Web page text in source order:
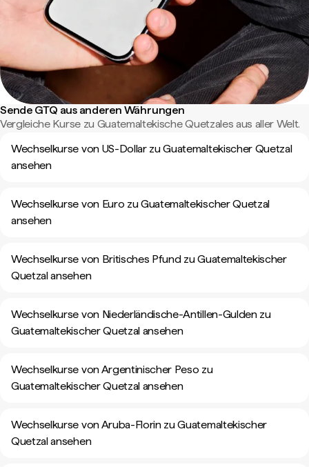
Sende GTQ aus anderen Währungen
Vergleiche Kurse zu Guatemaltekische Quetzales aus aller Welt.
Wechselkurse von US-Dollar zu Guatemaltekischer Quetzal
ansehen
Wechselkurse von Euro zu Guatemaltekischer Quetzal
ansehen
Wechselkurse von Britisches Pfund zu Guatemaltekischer
Quetzal ansehen
Wechselkurse von Niederländische-Antillen-Gulden zu
Guatemaltekischer Quetzal ansehen
Wechselkurse von Argentinischer Peso zu
Guatemaltekischer Quetzal ansehen
Wechselkurse von Aruba-Florin zu Guatemaltekischer
Quetzal ansehen